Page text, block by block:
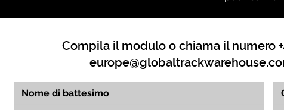
Compila il modulo o chiama il numero